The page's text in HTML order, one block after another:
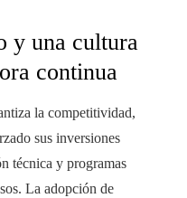
y una cultura
continua
la competitividad,
sus inversiones
técnica y programas
La adopción de